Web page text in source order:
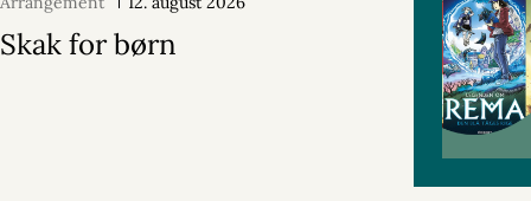
Skak for børn